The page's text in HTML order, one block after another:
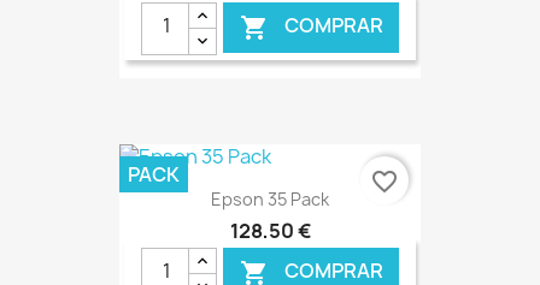
 COMPRAR
€ ONLINE
Epson 35 Pack
128,50 €
 COMPRAR
PACK favorite_border